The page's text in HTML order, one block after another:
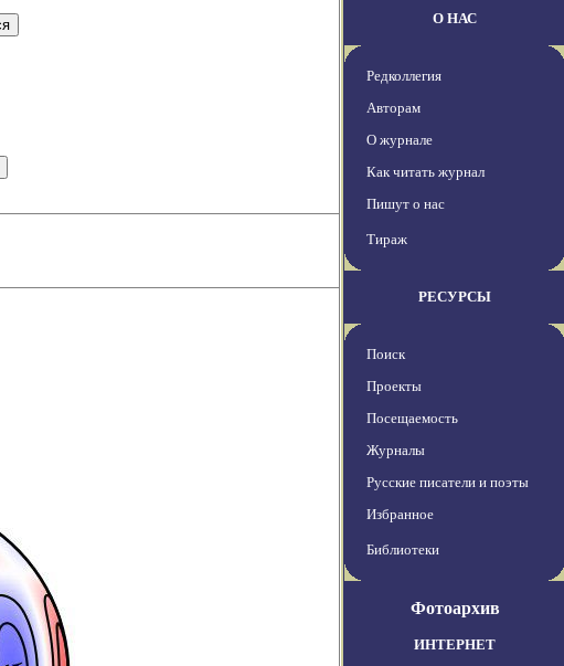
О НАС
Редколлегия
Авторам
О журнале
Как читать журнал
Пишут о нас
Тираж
РЕСУРСЫ
Поиск
Проекты
Посещаемость
Журналы
Русские писатели и поэты
Избранное
Библиотеки
Фотоархив
ИНТЕРНЕТ